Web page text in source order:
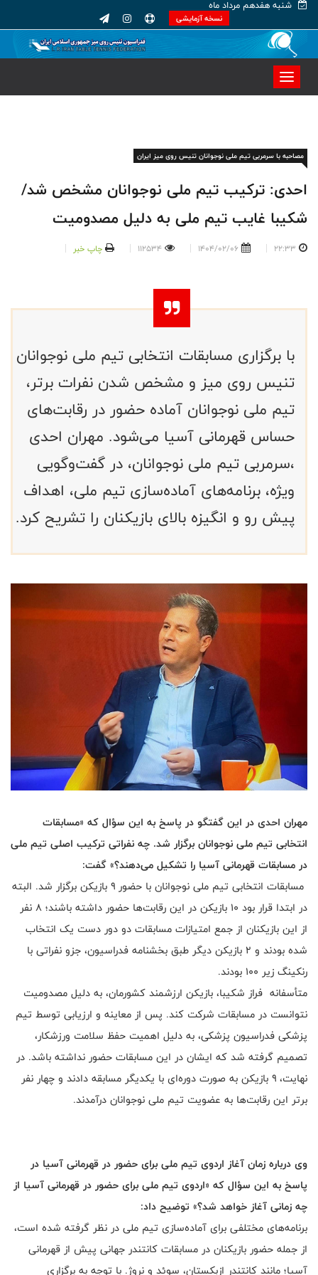
شنبه هفدهم مرداد ماه
نسخه آزمایشی
مصاحبه با سرمربی تیم ملی نوجوانان تنیس روی میز ایران
احدی: ترکیب تیم ملی نوجوانان مشخص شد/
شکیبا غایب تیم ملی به دلیل مصدومیت
22:33
1404/02/06
112534 چاپ خبر
با برگزاری مسابقات انتخابی تیم ملی نوجوانان
تنیس روی میز و مشخص شدن نفرات برتر،
تیم ملی نوجوانان آماده حضور در رقابت‌های
حساس قهرمانی آسیا می‌شود. مهران احدی
،سرمربی تیم ملی نوجوانان، در گفت‌وگویی
ویژه، برنامه‌های آماده‌سازی تیم ملی، اهداف
پیش رو و انگیزه بالای بازیکنان را تشریح کرد.
مهران احدی در این گفتگو در پاسخ به این سؤال که «مسابقات
انتخابی تیم ملی نوجوانان برگزار شد. چه نفراتی ترکیب اصلی تیم ملی
در مسابقات قهرمانی آسیا را تشکیل می‌دهند؟» گفت:
مسابقات انتخابی تیم ملی نوجوانان با حضور ۹ بازیکن برگزار شد. البته
در ابتدا قرار بود ۱۰ بازیکن در این رقابت‌ها حضور داشته باشند؛ ۸ نفر
از این بازیکنان از جمع امتیازات مسابقات دو دور دست یک انتخاب
شده بودند و ۲ بازیکن دیگر طبق بخشنامه فدراسیون، جزو نفراتی با
رنکینگ زیر ۱۰۰ بودند.
متأسفانه فراز شکیبا، بازیکن ارزشمند کشورمان، به دلیل مصدومیت
نتوانست در مسابقات شرکت کند. پس از معاینه و ارزیابی توسط تیم
پزشکی فدراسیون پزشکی، به دلیل اهمیت حفظ سلامت ورزشکار،
تصمیم گرفته شد که ایشان در این مسابقات حضور نداشته باشد. در
نهایت، ۹ بازیکن به صورت دوره‌ای با یکدیگر مسابقه دادند و چهار نفر
برتر این رقابت‌ها به عضویت تیم ملی نوجوانان درآمدند.
وی درباره زمان آغاز اردوی تیم ملی برای حضور در قهرمانی آسیا در
پاسخ به این سؤال که «اردوی تیم ملی برای حضور در قهرمانی آسیا از
چه زمانی آغاز خواهد شد؟» توضیح داد:
برنامه‌های مختلفی برای آماده‌سازی تیم ملی در نظر گرفته شده است،
از جمله حضور بازیکنان در مسابقات کانتندر جهانی پیش از قهرمانی
آسیا؛ مانند کانتندر ازبکستان، سوئد و نروژ. با توجه به برگزاری